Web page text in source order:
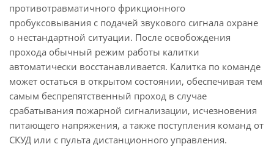
противотравматичного фрикционного
пробуксовывания с подачей звукового сигнала охране
о нестандартной ситуации. После освобождения
прохода обычный режим работы калитки
автоматически восстанавливается. Калитка по команде
может остаться в открытом состоянии, обеспечивая тем
самым беспрепятственный проход в случае
срабатывания пожарной сигнализации, исчезновения
питающего напряжения, а также поступления команд от
СКУД или с пульта дистанционного управления.